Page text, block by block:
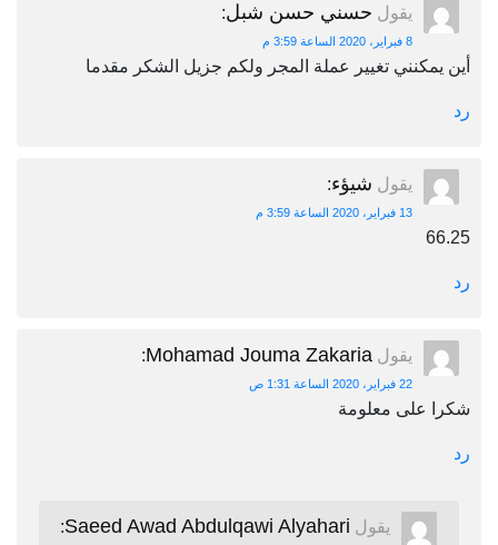
يقول حسني حسن شبل:
8 فبراير، 2020 الساعة 3:59 م
أين يمكنني تغيير عملة المجر ولكم جزيل الشكر مقدما
رد
يقول شيؤء:
13 فبراير، 2020 الساعة 3:59 م
66.25
رد
يقول Mohamad Jouma Zakaria
:
22 فبراير، 2020 الساعة 1:31 ص
شكرا على معلومة
رد
يقول Saeed Awad Abdulqawi Alyahari
: